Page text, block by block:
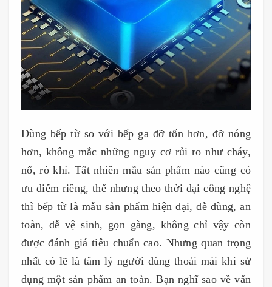
Dùng bếp từ so với bếp ga đỡ tốn hơn, đỡ nóng
hơn, không mắc những nguy cơ rủi ro như cháy,
nổ, rò khí. Tất nhiên mẫu sản phẩm nào cũng có
ưu điểm riêng, thế nhưng theo thời đại công nghệ
thì bếp từ là mẫu sản phẩm hiện đại, dễ dùng, an
toàn, dễ vệ sinh, gọn gàng, không chỉ vậy còn
được đánh giá tiêu chuẩn cao. Nhưng quan trọng
nhất có lẽ là tâm lý người dùng thoải mái khi sử
dụng một sản phẩm an toàn. Bạn nghĩ sao về vấn